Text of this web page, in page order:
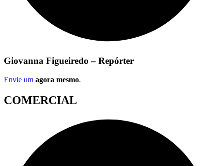
Giovanna Figueiredo – Repórter
Envie um agora mesmo.
COMERCIAL